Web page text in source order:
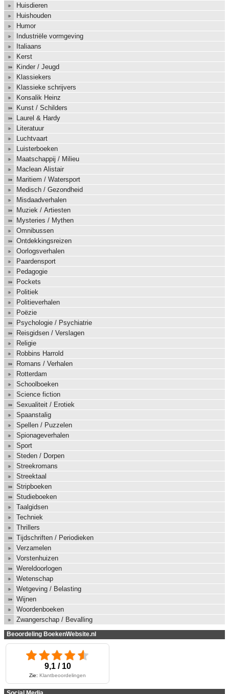
Huisdieren
Huishouden
Humor
Industriële vormgeving
Italiaans
Kerst
Kinder / Jeugd
Klassiekers
Klassieke schrijvers
Konsalik Heinz
Kunst / Schilders
Laurel & Hardy
Literatuur
Luchtvaart
Luisterboeken
Maatschappij / Milieu
Maclean Alistair
Maritiem / Watersport
Medisch / Gezondheid
Misdaadverhalen
Muziek / Artiesten
Mysteries / Mythen
Omnibussen
Ontdekkingsreizen
Oorlogsverhalen
Paardensport
Pedagogie
Pockets
Politiek
Politieverhalen
Poëzie
Psychologie / Psychiatrie
Reisgidsen / Verslagen
Religie
Robbins Harrold
Romans / Verhalen
Rotterdam
Schoolboeken
Science fiction
Sexualiteit / Erotiek
Spaanstalig
Spellen / Puzzelen
Spionageverhalen
Sport
Steden / Dorpen
Streekromans
Streektaal
Stripboeken
Studieboeken
Taalgidsen
Techniek
Thrillers
Tijdschriften / Periodieken
Verzamelen
Vorstenhuizen
Wereldoorlogen
Wetenschap
Wetgeving / Belasting
Wijnen
Woordenboeken
Zwangerschap / Bevalling
Beoordeling BoekenWebsite.nl
9,1 / 10
Zie: Klantbeoordelingen